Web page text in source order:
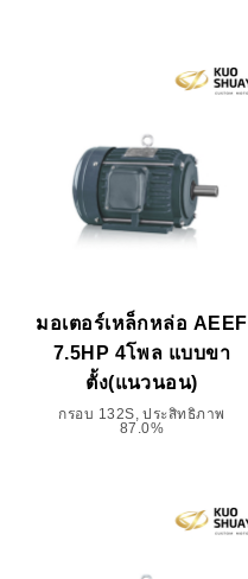
มอเตอร์เหล็กหล่อ AEEF
7.5HP 4โพล แบบขา
ตั้ง(แนวนอน)
กรอบ 132S, ประสิทธิภาพ
87.0%